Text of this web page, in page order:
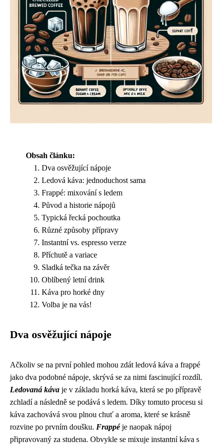
Obsah článku:
Dva osvěžující nápoje
Ledová káva: jednoduchost sama
Frappé: mixování s ledem
Původ a historie nápojů
Typická řecká pochoutka
Různé způsoby přípravy
Instantní vs. espresso verze
Příchutě a variace
Sladká tečka na závěr
Oblíbený letní drink
Káva pro horké dny
Volba je na vás!
Dva osvěžující nápoje
Ačkoliv se na první pohled mohou zdát ledová káva a frappé
jako dva podobné nápoje, skrývá se za nimi fascinující rozdíl.
Ledovaná káva je v základu horká káva, která se po přípravě
zchladí a následně se podává s ledem. Díky tomuto procesu si
káva zachovává svou plnou chuť a aroma, které se krásně
rozvine po prvním doušku. Frappéje naopak nápoj
připravovaný za studena. Obvykle se mixuje instantní káva s